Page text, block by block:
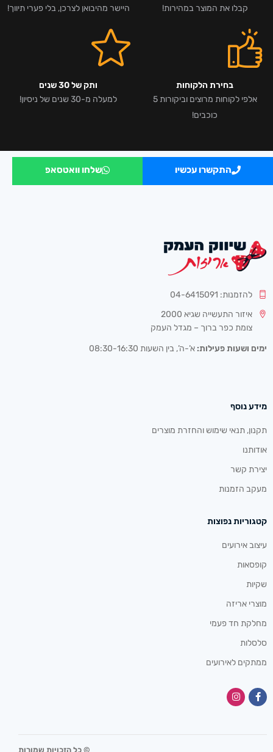
קבלו את המוצר במהירות!
היישר מהיבואן לצרכן, בלי פערי תיווך!
בחירת הלקוחות
אלפי לקוחות מרוצים וביקורות 5
כוכבים!
ותק של 30 שנים
למעלה מ-30 שנים של ניסיון!
התקשרו עכשיו שלחו וואטסאפ
להזמנות: 04-6415091
איזור התעשייה שגיא 2000
צומת כפר ברוך – מגדל העמק
ימים ושעות פעילות: א’-ה’, בין השעות 08:30-16:30
מידע נוסף
תקנון, תנאי שימוש והחזרת מוצרים
אודותנו
יצירת קשר
מעקב הזמנות
קטגוריות נפוצות
עיצוב אירועים
קופסאות
שקיות
מוצרי אריזה
מחלקת חד פעמי
סלסלות
ממתקים לאירועים
© כל הזכויות שמורות